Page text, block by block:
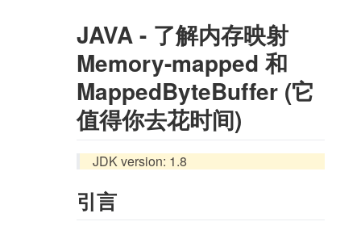
JAVA - 了解内存映射
Memory-mapped 和
MappedByteBuffer (它
值得你去花时间)
JDK version: 1.8
引言